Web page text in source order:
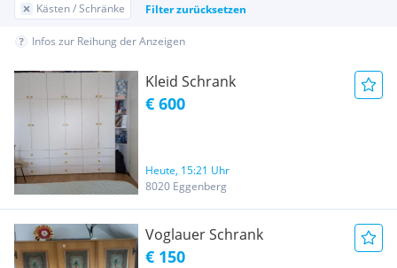
Kästen / Schränke Filter zurücksetzen
Infos zur Reihung der Anzeigen
Kleid Schrank
€ 600
Heute, 15:21 Uhr
8020 Eggenberg
Voglauer Schrank
€ 150